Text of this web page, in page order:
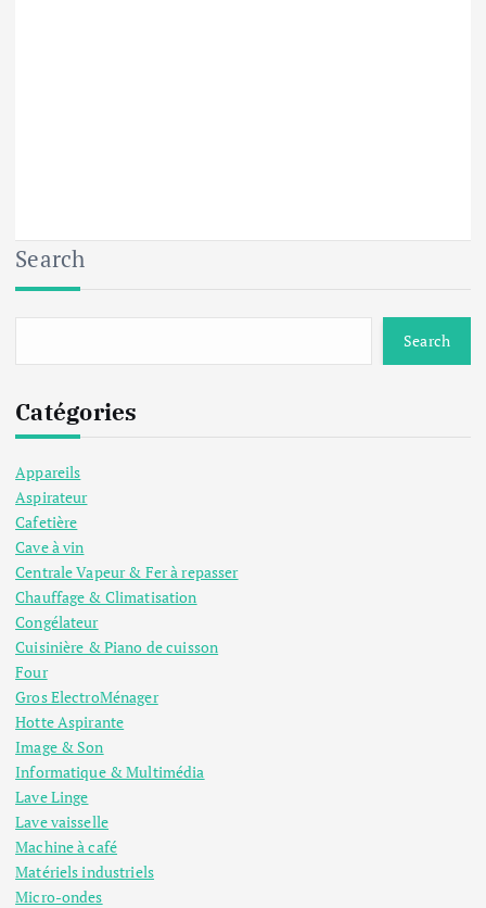
Search
Search
Catégories
Appareils
Aspirateur
Cafetière
Cave à vin
Centrale Vapeur & Fer à repasser
Chauffage & Climatisation
Congélateur
Cuisinière & Piano de cuisson
Four
Gros ElectroMénager
Hotte Aspirante
Image & Son
Informatique & Multimédia
Lave Linge
Lave vaisselle
Machine à café
Matériels industriels
Micro-ondes